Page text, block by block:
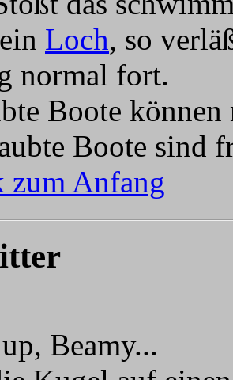
Loch, so
normal fort.
Boote
Boote sind
zum Anfang
Beamy...